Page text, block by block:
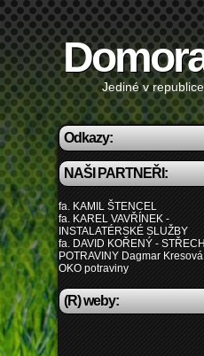
Jediné v republice
Odkazy:
NAŠI PARTNEŘI:
fa. KAMIL ŠTENCEL
fa. KAREL VAVŘÍNEK -
INSTALATÉRSKÉ SLUŽBY
fa. DAVID KOŘENÝ -
POTRAVINY Dagmar Kresová
OKO potraviny
(R) weby: